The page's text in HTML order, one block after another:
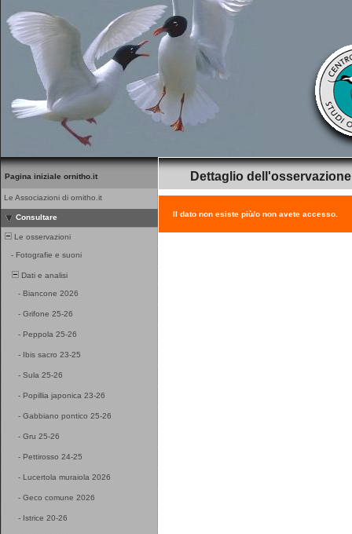
Pagina iniziale ornitho.it
Le Associazioni di ornitho.it
Consultare
Le osservazioni
- Fotografie e suoni
Dati e analisi
- Biancone 2026
- Grifone 25-26
- Peppola 25-26
- Ibis sacro 23-25
- Sula 25-26
- Popillia japonica 23-26
- Gabbiano pontico 25-26
- Gru 25-26
- Pettirosso 24-25
- Lucertola muraiola 2026
- Geco comune 2026
- Istrice 20-26
Dettaglio dell'osservazione
Il dato non esiste più/o non avete accesso.